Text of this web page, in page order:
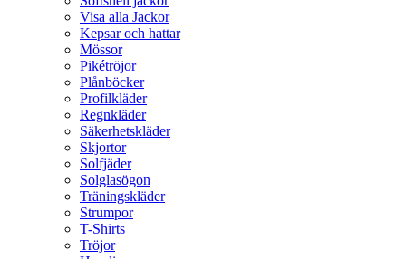
Visa alla Jackor
Kepsar och hattar
Mössor
Pikétröjor
Plånböcker
Profilkläder
Regnkläder
Säkerhetskläder
Skjortor
Solfjäder
Solglasögon
Träningskläder
Strumpor
T-Shirts
Tröjor